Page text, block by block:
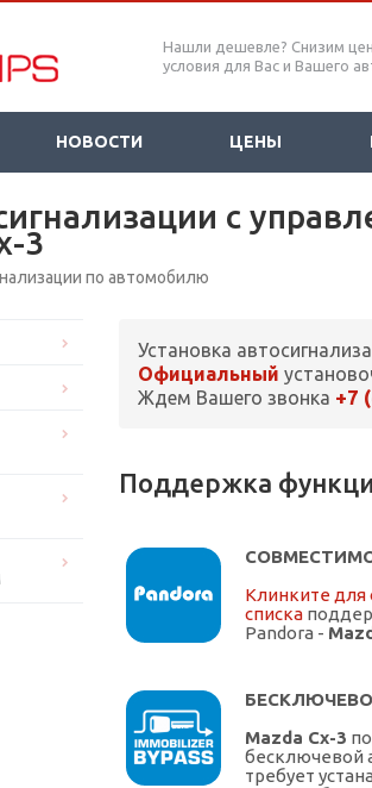
Нашли дешевле? Снизим
условия для Вас и Вашего
НОВОСТИ ЦЕНЫ
с
3
по автомобилю
Установка
Официальный
Ждем Вашего звонка +7
Поддержка
Клинките для
списка
Pandora -
Mazda Cx-3
бесключевой
требует